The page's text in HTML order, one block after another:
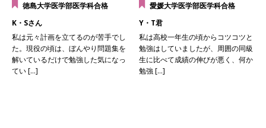
徳島大学医学部医学科合格
K・Sさん
私は元々計画を立てるのが苦手でし
た。現役の頃は、ぼんやり問題集を
解いているだけで勉強した気になっ
てい […]
愛媛大学医学部医学科合格
Y・T君
私は高校一年生の頃からコツコツと
勉強はしていましたが、周囲の同級
生に比べて成績の伸びが悪く、何か
勉強 […]